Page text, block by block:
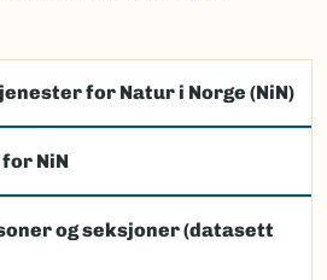
for Natur i Norge (NiN)
NiN
og seksjoner (datasett